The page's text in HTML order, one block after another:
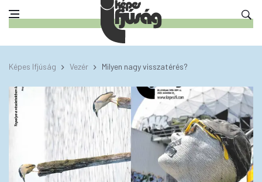
Képes Ifjúság Vezér Milyen nagy visszatérés?